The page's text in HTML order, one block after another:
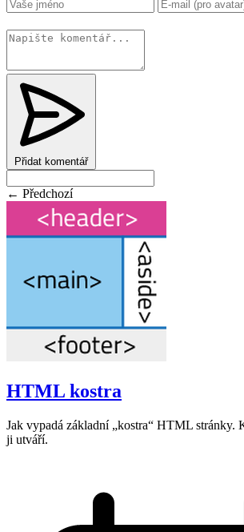
Přidat komentář
← Předchozí
HTML kostra
Jak vypadá základní „kostra“ HTML stránky.
ji utváří.